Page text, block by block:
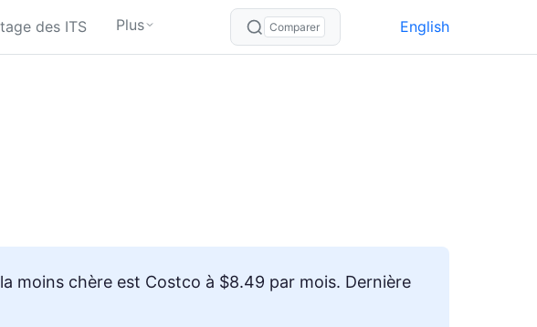
des ITS Plus Comparer English
moins chère est Costco à $8.49 par mois. Dernière